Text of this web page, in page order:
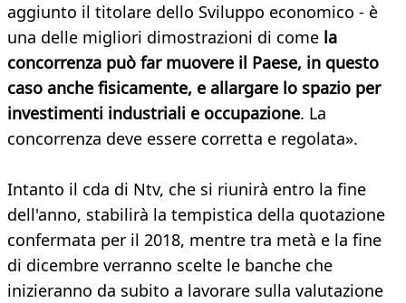
aggiunto il titolare dello Sviluppo economico - è
una delle migliori dimostrazioni di come la
concorrenza può far muovere il Paese, in questo
caso anche fisicamente, e allargare lo spazio per
investimenti industriali e occupazione. La
concorrenza deve essere corretta e regolata».
Intanto il cda di Ntv, che si riunirà entro la fine
dell'anno, stabilirà la tempistica della quotazione
confermata per il 2018, mentre tra metà e la fine
di dicembre verranno scelte le banche che
inizieranno da subito a lavorare sulla valutazione